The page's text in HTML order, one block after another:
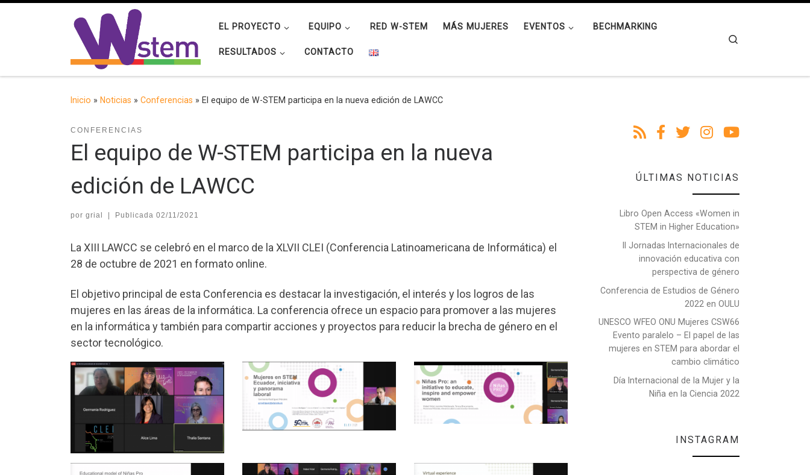
Saltar al contenido
EL PROYECTO EQUIPO RED W-STEM MÁS MUJERES EVENTOS BECHMARKING
RESULTADOS CONTACTO
Inicio » Noticias » Conferencias » El equipo de W-STEM participa en la nueva edición de LAWCC
CONFERENCIAS
El equipo de W-STEM participa en la nueva
edición de LAWCC
por grial Publicada 02/11/2021
La XIII LAWCC se celebró en el marco de la XLVII CLEI (Conferencia Latinoamericana de Informática) el
28 de octubre de 2021 en formato online.
El objetivo principal de esta Conferencia es destacar la investigación, el interés y los logros de las
mujeres en las áreas de la informática. La conferencia ofrece un espacio para promover a las mujeres
en la informática y también para compartir acciones y proyectos para reducir la brecha de género en el
sector tecnológico.
ÚLTIMAS NOTICIAS
Libro Open Access «Women in
STEM in Higher Education»
II Jornadas Internacionales de
innovación educativa con
perspectiva de género
Conferencia de Estudios de Género
2022 en OULU
UNESCO WFEO ONU Mujeres CSW66
Evento paralelo – El papel de las
mujeres en STEM para abordar el
cambio climático
Día Internacional de la Mujer y la
Niña en la Ciencia 2022
INSTAGRAM